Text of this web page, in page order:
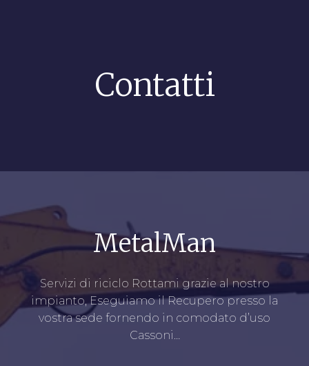
Contatti
MetalMan
Servizi di riciclo Rottami grazie al nostro
impianto, Eseguiamo il Recupero presso la
vostra sede fornendo in comodato d’uso
Cassoni…